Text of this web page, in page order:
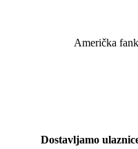
Američka
Dostavljamo